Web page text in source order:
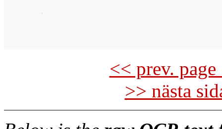
<< prev.
>> nästa